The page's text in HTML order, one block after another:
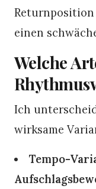
einen
Welche
Ich
wirksame
Tempo-